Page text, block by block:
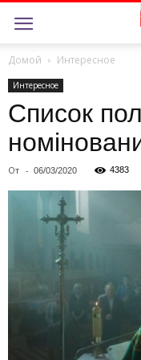
Домой Интересное
Интересное
Список
От - 06/03/2020 4383